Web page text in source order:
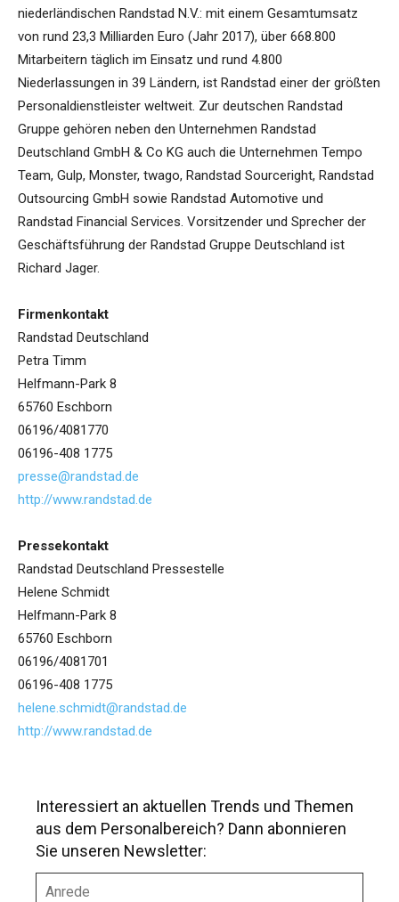
niederländischen Randstad N.V.: mit einem Gesamtumsatz
von rund 23,3 Milliarden Euro (Jahr 2017), über 668.800
Mitarbeitern täglich im Einsatz und rund 4.800
Niederlassungen in 39 Ländern, ist Randstad einer der größten
Personaldienstleister weltweit. Zur deutschen Randstad
Gruppe gehören neben den Unternehmen Randstad
Deutschland GmbH & Co KG auch die Unternehmen Tempo
Team, Gulp, Monster, twago, Randstad Sourceright, Randstad
Outsourcing GmbH sowie Randstad Automotive und
Randstad Financial Services. Vorsitzender und Sprecher der
Geschäftsführung der Randstad Gruppe Deutschland ist
Richard Jager.
Firmenkontakt
Randstad Deutschland
Petra Timm
Helfmann-Park 8
65760 Eschborn
06196/4081770
06196-408 1775
presse@randstad.de
http://www.randstad.de
Pressekontakt
Randstad Deutschland Pressestelle
Helene Schmidt
Helfmann-Park 8
65760 Eschborn
06196/4081701
06196-408 1775
helene.schmidt@randstad.de
http://www.randstad.de
Interessiert an aktuellen Trends und Themen
aus dem Personalbereich? Dann abonnieren
Sie unseren Newsletter: